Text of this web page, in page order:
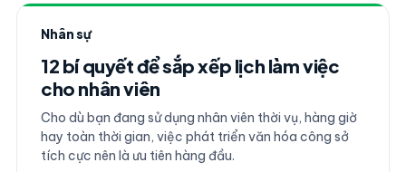
Nhân sự
12 bí quyết để sắp xếp lịch làm việc
cho nhân viên
Cho dù bạn đang sử dụng nhân viên thời vụ, hàng giờ
hay toàn thời gian, việc phát triển văn hóa công sở
tích cực nên là ưu tiên hàng đầu.